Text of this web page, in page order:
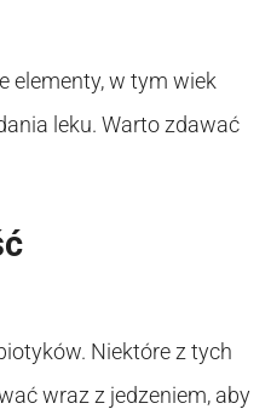
elementy, w tym wiek
leku. Warto zdawać
Niektóre z tych
wraz z jedzeniem, aby